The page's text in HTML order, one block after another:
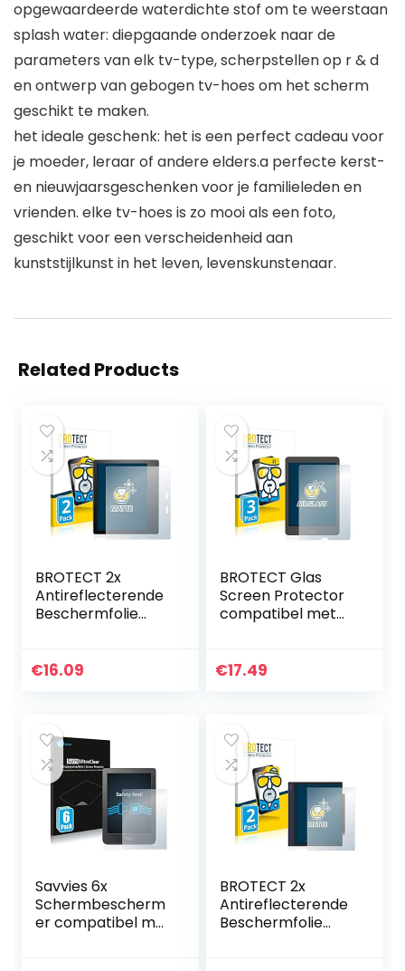
opgewaardeerde waterdichte stof om te weerstaan ​​
splash water: diepgaande onderzoek naar de
parameters van elk tv-type, scherpstellen op r & d
en ontwerp van gebogen tv-hoes om het scherm
geschikt te maken.
het ideale geschenk: het is een perfect cadeau voor
je moeder, leraar of andere elders.a perfecte kerst-
en nieuwjaarsgeschenken voor je familieleden en
vrienden. elke tv-hoes is zo mooi als een foto,
geschikt voor een verscheidenheid aan
kunststijlkunst in het leven, levenskunstenaar.
Related Products
BROTECT 2x
Antireflecterende
Beschermfolie
Oasis 2019 (10.
€16.09
BROTECT Glas
Screen Protector
compatibel met
Schermbescherm
€17.49
Savvies 6x
Schermbescherm
er compatibel met
BROTECT 2x
Antireflecterende
Beschermfolie